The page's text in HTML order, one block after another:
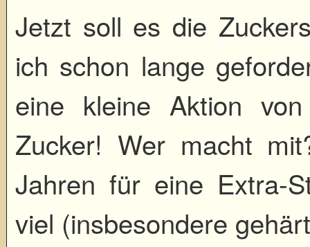
Jetzt soll es die
ich schon lange
eine kleine Aktion
Zucker! Wer macht
Jahren für eine Extra-
viel (insbesondere